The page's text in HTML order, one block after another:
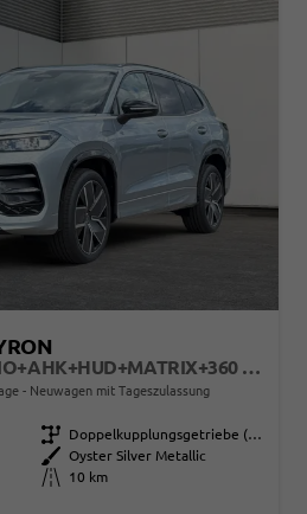
R-LINE PLUG-IN+PANO+AHK+HUD+MATRIX+360 KAM+20"ALU+ACC+EHK+BLACK STYLE
Neuwagen mit Tageszulassung
Getriebe
Doppelkupplungsgetriebe (DSG)
Außenfarbe
Oyster Silver Metallic
Kilometerstand
10 km